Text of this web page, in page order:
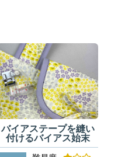
バイアステープを縫い
付けるバイアス始末